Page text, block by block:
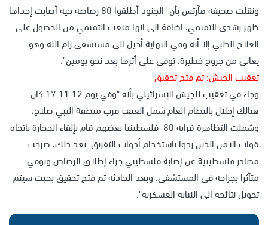
ونقلت صحيفة هآرتس بأن "الجنود أطلقوا 80 رصاصة حية أصابت إحداها
ظهر رشدي التميمي، اضافة الى انها منعت التميمي من الحصول على
العلاج الطبي إلا أنه وفي النهاية أحيل الى مستشفى رام الله وهو
يعاني من جروح خطيرة، توفي على أثرها بعد نحو يومين".
تعقيب الجيش: تم فتح تحقيق
وجاء في تعقيب للجيش الإسرائيلي بأنه "وفي يوم 17.11.12 كان
هنالك إخلال بالنظام العام شمل العنف قرب منطقة النبي صلاح،
وشملت التظاهرة قرابة 80 فلسطينيا بعضهم قام بإلقاء الحجارة باتجاه
قوات الامن الذين ردوا باستخدام أدوات التفريق. بعد ذلك، صرحت
مصادر فلسطينية عن إصابة فلسطيني جراء إطلاق الرصاص وتوفي
متأثرا بجراحه في المستشفى، وبعد الحادثة تم فتح تحقيق بحيث سيتم
تحويل نتائجه الى النيابة العسكرية".